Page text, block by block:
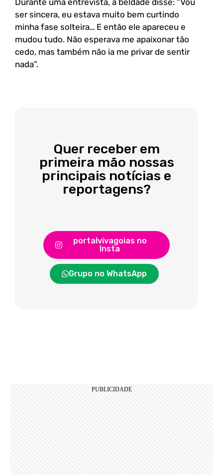
Durante uma entrevista, a beldade disse: “Vou
ser sincera, eu estava muito bem curtindo
minha fase solteira… E então ele apareceu e
mudou tudo. Não esperava me apaixonar tão
cedo, mas também não ia me privar de sentir
nada”.
Quer receber em
primeira mão nossas
principais notícias e
reportagens?
portalvivagoias no
Insta
Grupo no WhatsApp